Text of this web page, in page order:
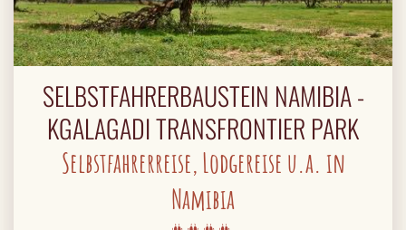
SELBSTFAHRERBAUSTEIN NAMIBIA -
KGALAGADI TRANSFRONTIER PARK
Selbstfahrerreise, Lodgereise u.a. in
Namibia